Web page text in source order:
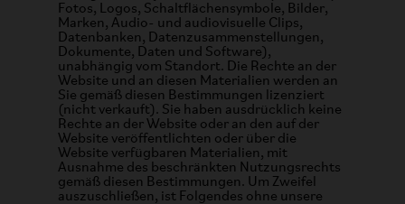
Fotos, Logos, Schaltflächensymbole, Bilder,
Marken, Audio- und audiovisuelle Clips,
Datenbanken, Datenzusammenstellungen,
Dokumente, Daten und Software),
unabhängig vom Standort. Die Rechte an der
Website und an diesen Materialien werden an
Sie gemäß diesen Bestimmungen lizenziert
(nicht verkauft). Sie haben ausdrücklich keine
Rechte an der Website oder an den auf der
Website veröffentlichten oder über die
Website verfügbaren Materialien, mit
Ausnahme des beschränkten Nutzungsrechts
gemäß diesen Bestimmungen. Um Zweifel
auszuschließen, ist Folgendes ohne unsere